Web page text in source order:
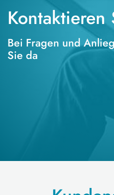
Kontaktieren
Bei Fragen und
Sie da